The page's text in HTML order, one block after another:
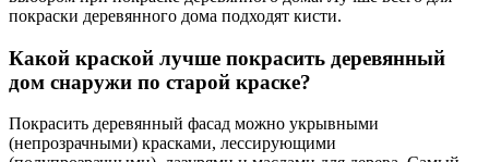
покраски деревянного дома подходят кисти.
Какой краской лучше покрасить деревянный
дом снаружи по старой краске?
Покрасить деревянный фасад можно укрывными
(непрозрачными) красками, лессирующими